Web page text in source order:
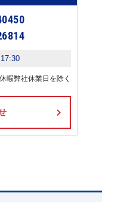
暇弊社休業日を除く